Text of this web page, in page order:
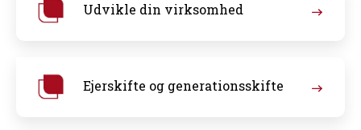
Udvikle din virksomhed
Ejerskifte og generationsskifte